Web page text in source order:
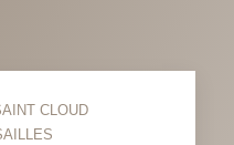
CLOUD